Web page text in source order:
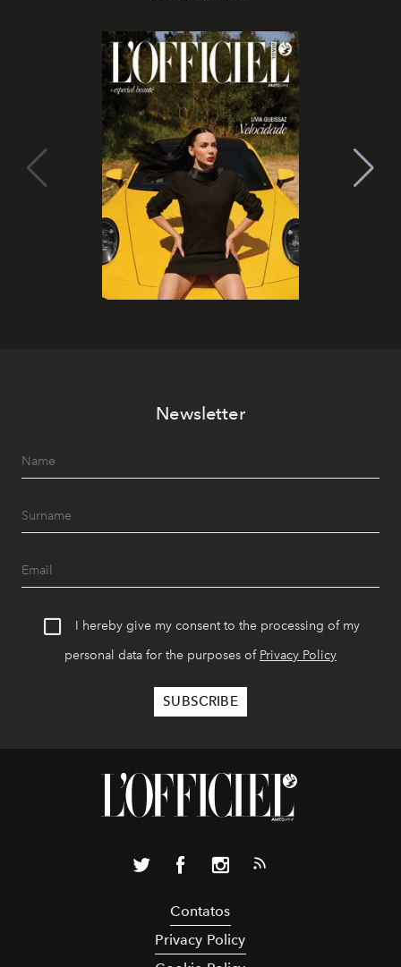
Newsletter
I hereby give my consent to the processing of my
personal data for the purposes of Privacy Policy
Contatos
Privacy Policy